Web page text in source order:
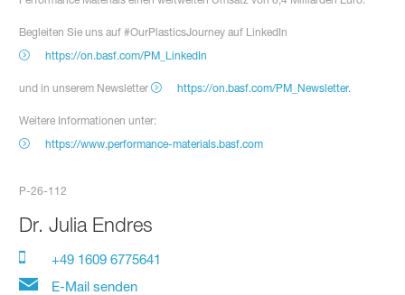
Begleiten Sie uns auf #OurPlasticsJourney auf LinkedIn
https://on.basf.com/PM_LinkedIn
und in unserem Newsletter https://on.basf.com/PM_Newsletter.
Weitere Informationen unter:
https://www.performance-materials.basf.com
P-26-112
Dr. Julia Endres
+49 1609 6775641
E-Mail senden